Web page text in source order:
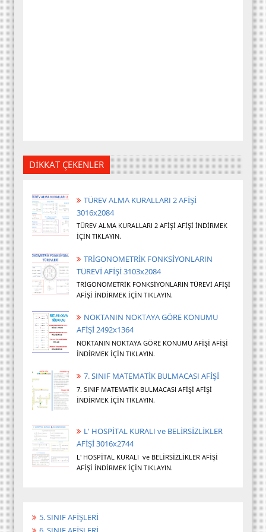
DİKKAT ÇEKENLER
TÜREV ALMA KURALLARI 2 AFİŞİ
3016x2084
TÜREV ALMA KURALLARI 2 AFİŞİ AFİŞİ İNDİRMEK
İÇİN TIKLAYIN.
TRİGONOMETRİK FONKSİYONLARIN
TÜREVİ AFİŞİ 3103x2084
TRİGONOMETRİK FONKSİYONLARIN TÜREVİ AFİŞİ
AFİŞİ İNDİRMEK İÇİN TIKLAYIN.
NOKTANIN NOKTAYA GÖRE KONUMU
AFİŞİ 2492x1364
NOKTANIN NOKTAYA GÖRE KONUMU AFİŞİ AFİŞİ
İNDİRMEK İÇİN TIKLAYIN.
7. SINIF MATEMATİK BULMACASI AFİŞİ
7. SINIF MATEMATİK BULMACASI AFİŞİ AFİŞİ
İNDİRMEK İÇİN TIKLAYIN.
L' HOSPİTAL KURALI ve BELİRSİZLİKLER
AFİŞİ 3016x2744
L' HOSPİTAL KURALI ve BELİRSİZLİKLER AFİŞİ
AFİŞİ İNDİRMEK İÇİN TIKLAYIN.
5. SINIF AFİŞLERİ